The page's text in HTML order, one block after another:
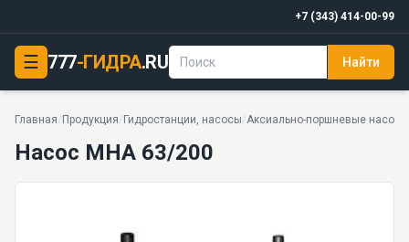
+7 (343) 414-00-99
☰ 777-ГИДРА.RU Найти
Главная/ Продукция/ Гидростанции, насосы/Аксиально-поршневые
Насос МНА 63/200
Насос МНА 63/200